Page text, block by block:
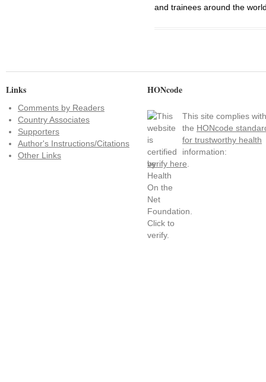
and trainees around the
Links
Comments by Readers
Country Associates
Supporters
Author's Instructions/Citations
Other Links
HONcode
This site complies with
the HONcode
for trustworthy health
information:
verify here